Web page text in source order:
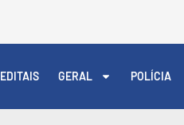
EDITAIS GERAL POLÍCIA